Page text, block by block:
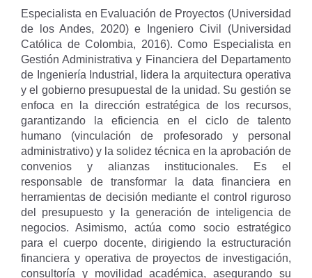
Especialista en Evaluación de Proyectos (Universidad
de los Andes, 2020) e Ingeniero Civil (Universidad
Católica de Colombia, 2016). Como Especialista en
Gestión Administrativa y Financiera del Departamento
de Ingeniería Industrial, lidera la arquitectura operativa
y el gobierno presupuestal de la unidad. Su gestión se
enfoca en la dirección estratégica de los recursos,
garantizando la eficiencia en el ciclo de talento
humano (vinculación de profesorado y personal
administrativo) y la solidez técnica en la aprobación de
convenios y alianzas institucionales. Es el
responsable de transformar la data financiera en
herramientas de decisión mediante el control riguroso
del presupuesto y la generación de inteligencia de
negocios. Asimismo, actúa como socio estratégico
para el cuerpo docente, dirigiendo la estructuración
financiera y operativa de proyectos de investigación,
consultoría y movilidad académica, asegurando su